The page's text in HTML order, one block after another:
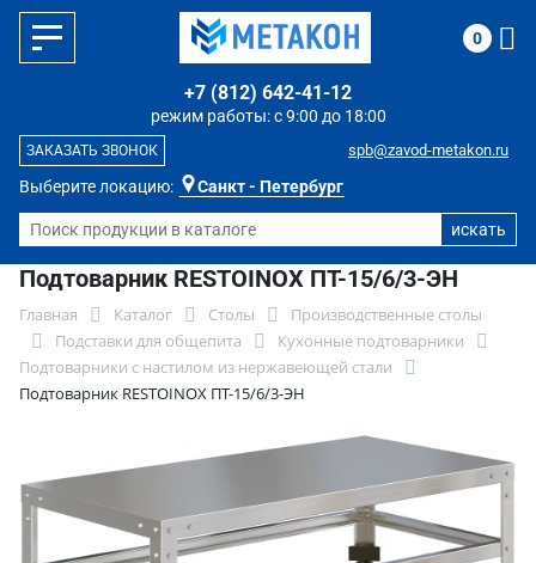
Выберите локацию: Санкт - Петербург
режим работы: с 9:00 до 18:00
+7 (812) 642-41-12
spb@zavod-metakon.ru
ЗАКАЗАТЬ ЗВОНОК
0
Подтоварник RESTOINOX ПТ-15/6/3-ЭН
Главная Каталог Столы
Производственные столы
Подставки для общепита
Кухонные подтоварники
Подтоварники с настилом из нержавеющей стали
Подтоварник RESTOINOX ПТ-15/6/3-ЭН